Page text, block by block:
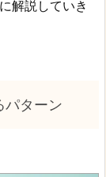
解説していき
パターン